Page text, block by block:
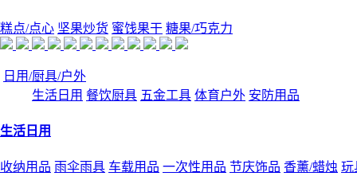
糕点/点心 坚果炒货 蜜饯果干 糖果/巧克力
日用/厨具/户外
生活日用 餐饮厨具 五金工具 体育户外 安防用品
生活日用
收纳用品 雨伞雨具 车载用品 一次性用品 节庆饰品 香薰/蜡烛 玩